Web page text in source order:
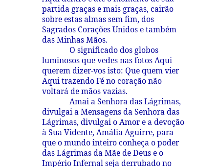
partida graças e mais graças, cairão
sobre estas almas sem fim, dos
Sagrados Corações Unidos e também
das Minhas Mãos.
O significado dos globos
luminosos que vedes nas fotos Aqui
querem dizer-vos isto: Que quem vier
Aqui trazendo Fé no coração não
voltará de mãos vazias.
Amai a Senhora das Lágrimas,
divulgai a Mensagens da Senhora das
Lágrimas, divulgai o Amor e a devoção
à Sua Vidente, Amália Aguirre, para
que o mundo inteiro conheça o poder
das Lágrimas da Mãe de Deus e o
Império Infernal seja derrubado no